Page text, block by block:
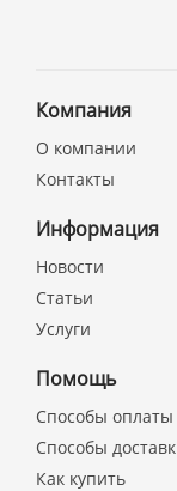
Компания
О компании
Контакты
Информация
Новости
Статьи
Услуги
Помощь
Способы оплаты
Способы
Как купить